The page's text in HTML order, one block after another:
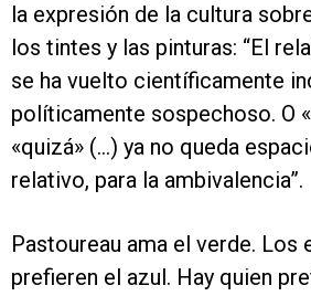
la expresión de la cultura
los tintes y las pinturas: “El
se ha vuelto científicamente
políticamente sospechoso. O
«quizá» (…) ya no queda
relativo, para la ambivalencia”.
Pastoureau ama el verde. Los
prefieren el azul. Hay quien